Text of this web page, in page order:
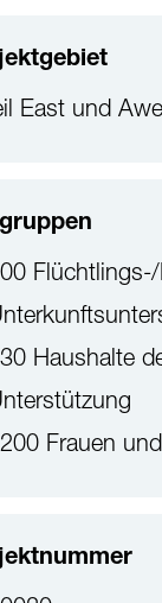
East und
Haushalte
Frauen